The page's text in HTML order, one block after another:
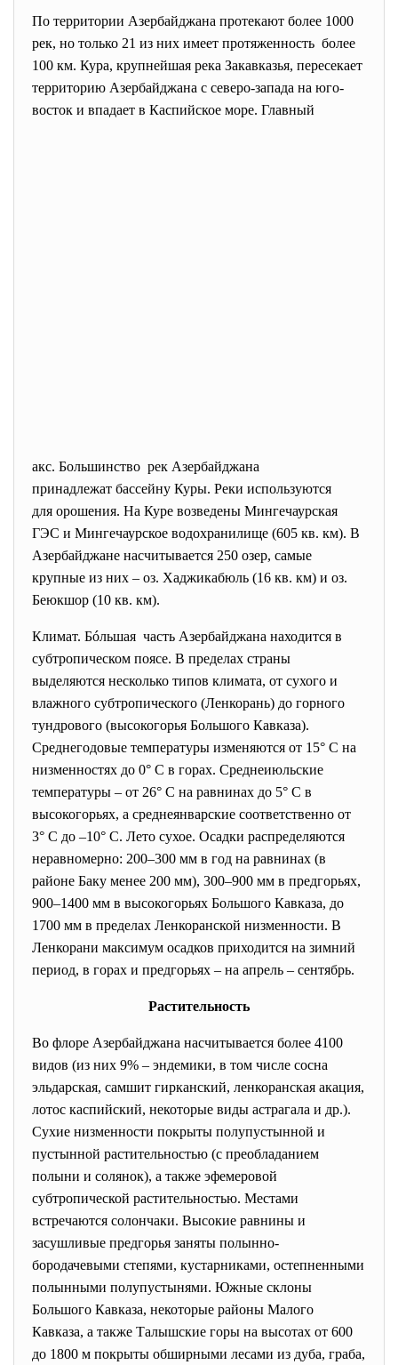
По территории Азербайджана протекают более 1000
рек, но только 21 из них имеет протяженность более
100 км. Кура, крупнейшая река Закавказья, пересекает
территорию Азербайджана с северо-запада на юго-
восток и впадает в Каспийское море. Главный
акс. Большинство рек Азербайджана
принадлежат бассейну Куры. Реки используются
для орошения. На Куре возведены Мингечаурская
ГЭС и Мингечаурское водохранилище (605 кв. км). В
Азербайджане насчитывается 250 озер, самые
крупные из них – оз. Хаджикабюль (16 кв. км) и оз.
Беюкшор (10 кв. км).
Климат. Бóльшая часть Азербайджана находится в
субтропическом поясе. В пределах страны
выделяются несколько типов климата, от сухого и
влажного субтропического (Ленкорань) до горного
тундрового (высокогорья Большого Кавказа).
Среднегодовые температуры изменяются от 15° С на
низменностях до 0° С в горах. Среднеиюльские
температуры – от 26° С на равнинах до 5° С в
высокогорьях, а среднеянварские соответственно от
3° C до –10° C. Лето сухое. Осадки распределяются
неравномерно: 200–300 мм в год на равнинах (в
районе Баку менее 200 мм), 300–900 мм в предгорьях,
900–1400 мм в высокогорьях Большого Кавказа, до
1700 мм в пределах Ленкоранской низменности. В
Ленкорани максимум осадков приходится на зимний
период, в горах и предгорьях – на апрель – сентябрь.
Растительность
Во флоре Азербайджана насчитывается более 4100
видов (из них 9% – эндемики, в том числе сосна
эльдарская, самшит гирканский, ленкоранская акация,
лотос каспийский, некоторые виды астрагала и др.).
Сухие низменности покрыты полупустынной и
пустынной растительностью (с преобладанием
полыни и солянок), а также эфемеровой
субтропической растительностью. Местами
встречаются солончаки. Высокие равнины и
засушливые предгорья заняты полынно-
бородачевыми степями, кустарниками, остепненными
полынными полупустынями. Южные склоны
Большого Кавказа, некоторые районы Малого
Кавказа, а также Талышские горы на высотах от 600
до 1800 м покрыты обширными лесами из дуба, граба,